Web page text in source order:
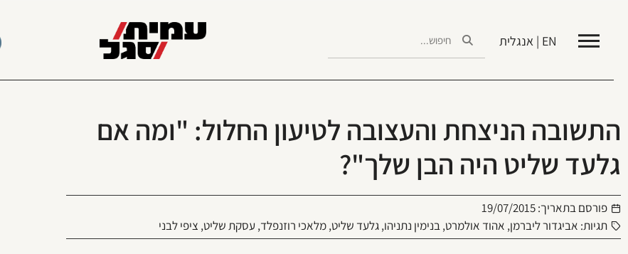
EN | אנגלית
התשובה הניצחת והעצובה לטיעון החלול: "ומה אם
גלעד שליט היה הבן שלך"?
פורסם בתאריך:19/07/2015
תגיות: אביגדור ליברמן, אהוד אולמרט,בנימין נתניהו,גלעד שליט,מלאכי רוזנפלד,עסקת שליט, ציפי לבני